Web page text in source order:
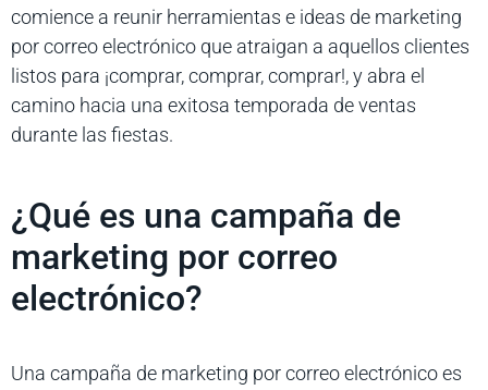
comience a reunir herramientas e ideas de marketing
por correo electrónico que atraigan a aquellos clientes
listos para ¡comprar, comprar, comprar!, y abra el
camino hacia una exitosa temporada de ventas
durante las fiestas.
¿Qué es una campaña de
marketing por correo
electrónico?
Una campaña de marketing por correo electrónico es